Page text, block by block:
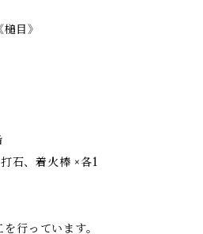
目》
石、着火棒 ×各1
行っています。